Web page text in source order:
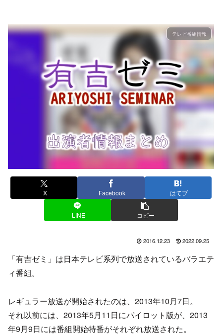
テレビ番組情報
X Facebook はてブ
LINE コピー
2016.12.23 2022.09.25
「有吉ゼミ」は日本テレビ系列で放送されているバラエテ
ィ番組。
レギュラー放送が開始されたのは、2013年10月7日。
それ以前には、2013年5月11日にパイロット版が、2013
年9月9日には番組開始特番がそれぞれ放送された。